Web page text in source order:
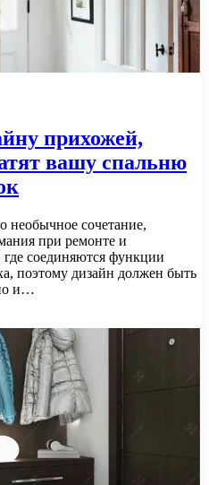
прихожей,
вашу спальню
необычное сочетание,
при ремонте и
соединяются функции
поэтому дизайн должен быть
и…